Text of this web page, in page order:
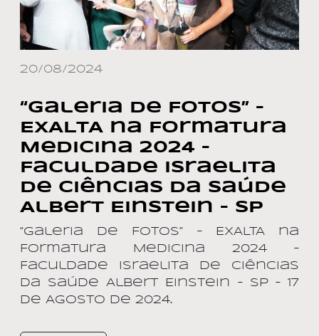
20/08/2024
“Galeria de Fotos” –
EXALTA na Formatura
Medicina 2024 –
Faculdade Israelita
de Ciências da Saúde
Albert Einstein – SP
“Galeria de Fotos” – EXALTA na
Formatura Medicina 2024 –
Faculdade Israelita de Ciências
da Saúde Albert Einstein – SP – 17
de AGOSTO de 2024.